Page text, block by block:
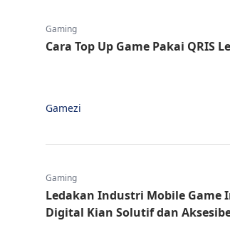
Gaming
Cara Top Up Game Pakai QRIS
Gamezi
Gaming
Ledakan Industri Mobile Game
Digital Kian Solutif dan